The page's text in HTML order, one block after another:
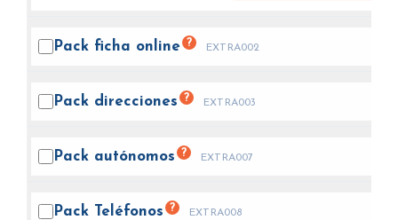
Pack ficha online ? EXTRA002
Pack direcciones ? EXTRA003
Pack autónomos ? EXTRA007
Pack Teléfonos ? EXTRA008